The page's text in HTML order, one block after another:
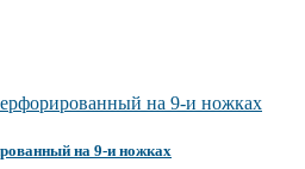
на 9-и ножках